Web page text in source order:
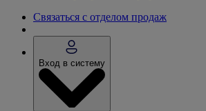
Связаться с отделом продаж
Вход в систему